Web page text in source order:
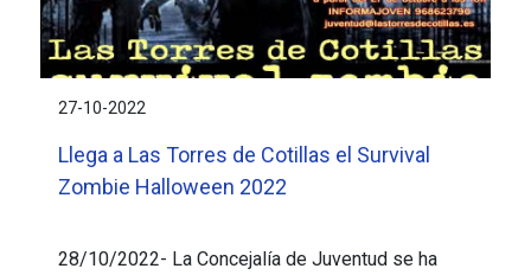
27-10-2022
Llega a Las Torres de Cotillas el Survival
Zombie Halloween 2022
28/10/2022- La Concejalía de Juventud se ha